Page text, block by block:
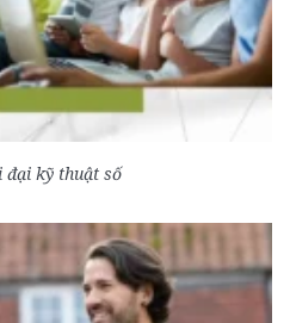
đại kỹ thuật số